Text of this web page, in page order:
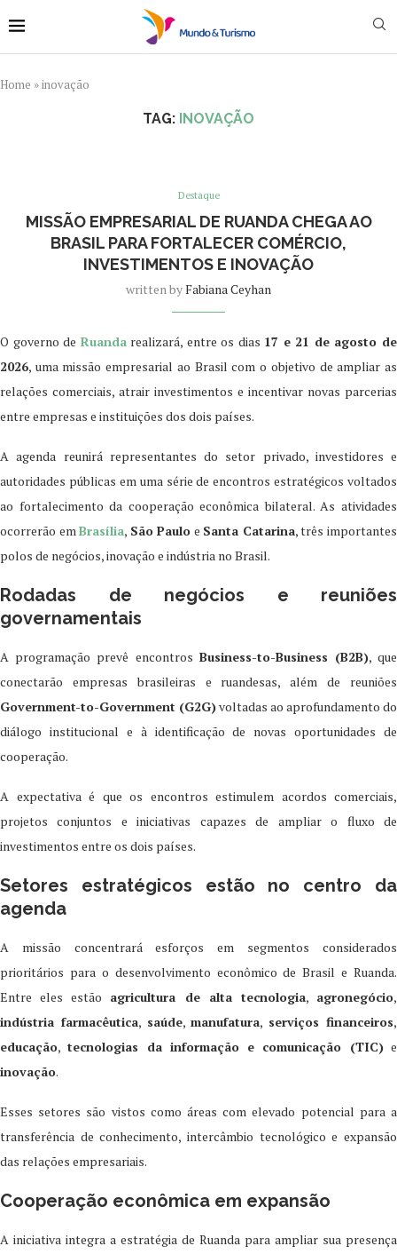
Home »inovação
TAG: INOVAÇÃO
Destaque
MISSÃO EMPRESARIAL DE RUANDA CHEGA AO
BRASIL PARA FORTALECER COMÉRCIO,
INVESTIMENTOS E INOVAÇÃO
written byFabiana Ceyhan
O governo de Ruanda realizará, entre os dias 17 e 21 de agosto de
2026, uma missão empresarial ao Brasil com o objetivo de ampliar as
relações comerciais, atrair investimentos e incentivar novas parcerias
entre empresas e instituições dos dois países.
A agenda reunirá representantes do setor privado, investidores e
autoridades públicas em uma série de encontros estratégicos voltados
ao fortalecimento da cooperação econômica bilateral. As atividades
ocorrerão emBrasília, São Paulo e Santa Catarina, três importantes
polos de negócios, inovação e indústria no Brasil.
Rodadas de negócios e reuniões
governamentais
A programação prevê encontros Business-to-Business (B2B), que
conectarão empresas brasileiras e ruandesas, além de reuniões
Government-to-Government (G2G)voltadas ao aprofundamento do
diálogo institucional e à identificação de novas oportunidades de
cooperação.
A expectativa é que os encontros estimulem acordos comerciais,
projetos conjuntos e iniciativas capazes de ampliar o fluxo de
investimentos entre os dois países.
Setores estratégicos estão no centro da
agenda
A missão concentrará esforços em segmentos considerados
prioritários para o desenvolvimento econômico de Brasil e Ruanda.
Entre eles estão agricultura de alta tecnologia, agronegócio,
indústria farmacêutica, saúde,manufatura, serviços financeiros,
educação,tecnologias da informação e comunicação (TIC)e
inovação.
Esses setores são vistos como áreas com elevado potencial para a
transferência de conhecimento, intercâmbio tecnológico e expansão
das relações empresariais.
Cooperação econômica em expansão
A iniciativa integra a estratégia de Ruanda para ampliar sua presença